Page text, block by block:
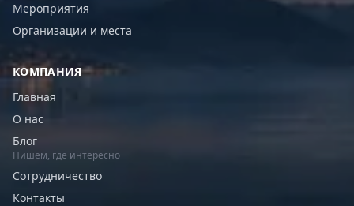
Мероприятия
Организации и места
КОМПАНИЯ
Главная
О нас
Блог
Пишем, где интересно
Сотрудничество
Контакты